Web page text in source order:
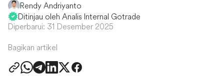
Rendy Andriyanto
Ditinjau oleh Analis Internal Gotrade
Diperbarui: 31 Desember 2025
Bagikan artikel